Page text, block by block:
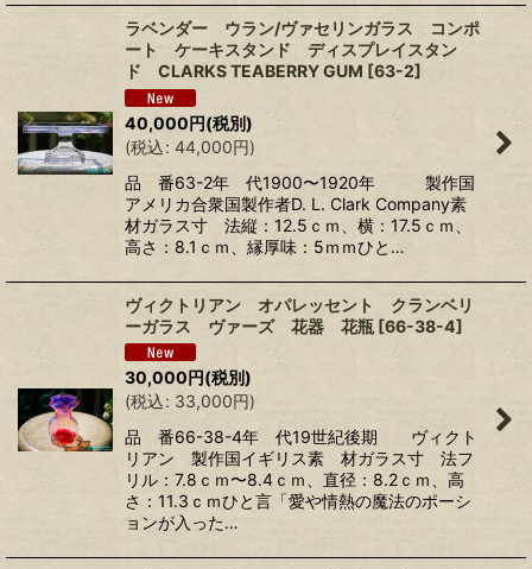
ラベンダー ウラン/ヴァセリンガラス コンポ
ート ケーキスタンド ディスプレイスタン
ド CLARKS TEABERRY GUM [63-2]
40,000円(税別)
(税込: 44,000円)
品 番63-2年 代1900〜1920年 製作国
アメリカ合衆国製作者D. L. Clark Company素
材ガラス寸 法縦：12.5ｃｍ、横：17.5ｃｍ、
高さ：8.1ｃｍ、縁厚味：5ｍｍひと…
ヴィクトリアン オパレッセント クランベリ
ーガラス ヴァーズ 花器 花瓶 [66-38-4]
30,000 円(税別)
(税込: 33,000円)
品 番66-38-4年 代19世紀後期 ヴィクト
リアン 製作国イギリス素 材ガラス寸 法フ
リル：7.8ｃｍ〜8.4ｃｍ、直径：8.2ｃｍ、高
さ：11.3ｃｍひと言「愛や情熱の魔法のポーシ
ョンが入った…